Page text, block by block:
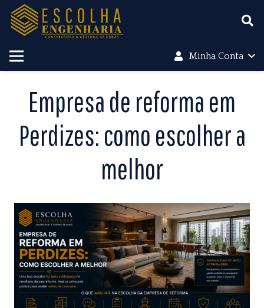
Minha Conta
Empresa de reforma em
Perdizes: como escolher a
melhor